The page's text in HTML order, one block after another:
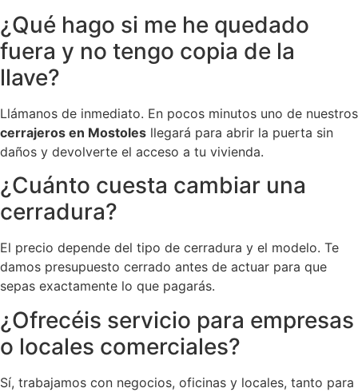
¿Qué hago si me he quedado
fuera y no tengo copia de la
llave?
Llámanos de inmediato. En pocos minutos uno de nuestros
cerrajeros en Mostoles llegará para abrir la puerta sin
daños y devolverte el acceso a tu vivienda.
¿Cuánto cuesta cambiar una
cerradura?
El precio depende del tipo de cerradura y el modelo. Te
damos presupuesto cerrado antes de actuar para que
sepas exactamente lo que pagarás.
¿Ofrecéis servicio para empresas
o locales comerciales?
Sí, trabajamos con negocios, oficinas y locales, tanto para